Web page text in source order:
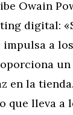
Owain
digital:
a
en la
que lleva a